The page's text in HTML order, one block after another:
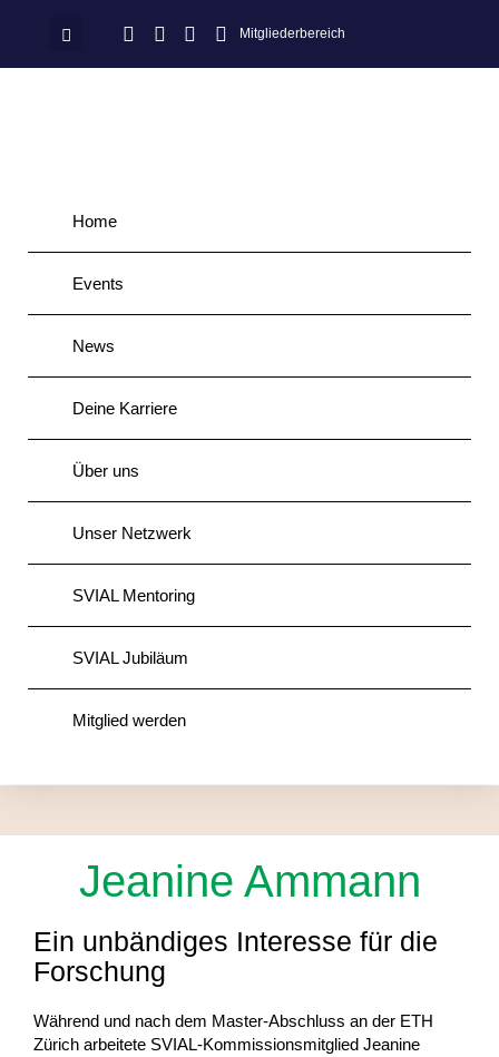
Mitgliederbereich
Home
Events
News
Deine Karriere
Über uns
Unser Netzwerk
SVIAL Mentoring
SVIAL Jubiläum
Mitglied werden
Jeanine Ammann
Ein unbändiges Interesse für die
Forschung
Während und nach dem Master-Abschluss an der ETH
Zürich arbeitete SVIAL-Kommissionsmitglied Jeanine